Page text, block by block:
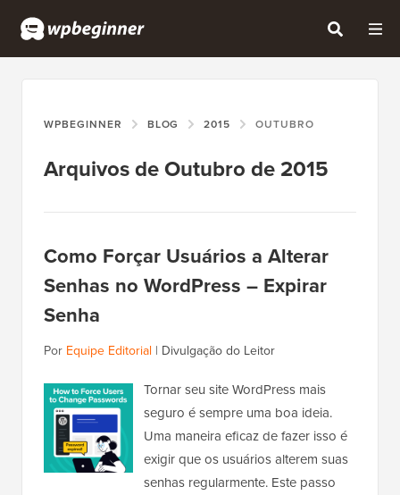
WPBEGINNER BLOG 2015 OUTUBRO
Arquivos de Outubro de 2015
Como Forçar Usuários a Alterar
Senhas no WordPress – Expirar
Senha
Por Equipe Editorial | Divulgação do Leitor
Tornar seu site WordPress mais
seguro é sempre uma boa ideia.
Uma maneira eficaz de fazer isso é
exigir que os usuários alterem suas
senhas regularmente. Este passo